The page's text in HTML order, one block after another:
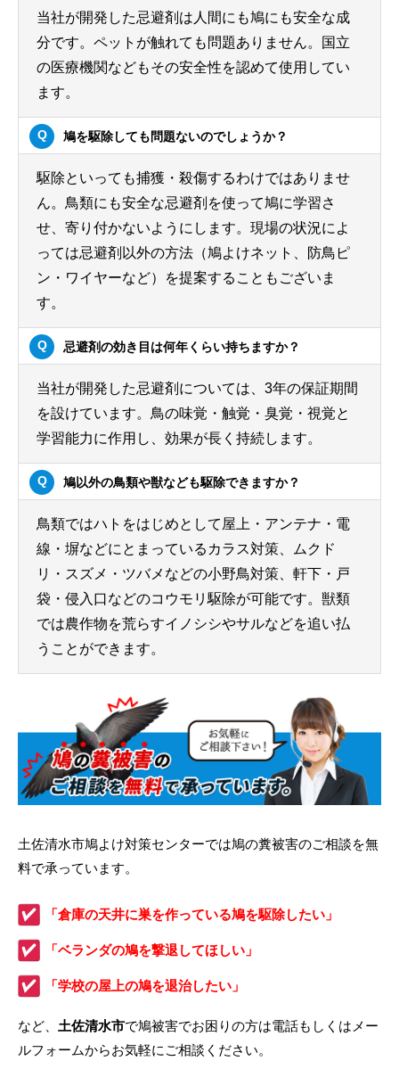
当社が開発した忌避剤は人間にも鳩にも安全な成
分です。ペットが触れても問題ありません。国立
の医療機関などもその安全性を認めて使用してい
ます。
鳩を駆除しても問題ないのでしょうか？
駆除といっても捕獲・殺傷するわけではありませ
ん。鳥類にも安全な忌避剤を使って鳩に学習さ
せ、寄り付かないようにします。現場の状況によ
っては忌避剤以外の方法（鳩よけネット、防鳥ピ
ン・ワイヤーなど）を提案することもございま
す。
忌避剤の効き目は何年くらい持ちますか？
当社が開発した忌避剤については、3年の保証期間
を設けています。鳥の味覚・触覚・臭覚・視覚と
学習能力に作用し、効果が長く持続します。
鳩以外の鳥類や獣なども駆除できますか？
鳥類ではハトをはじめとして屋上・アンテナ・電
線・塀などにとまっているカラス対策、ムクド
リ・スズメ・ツバメなどの小野鳥対策、軒下・戸
袋・侵入口などのコウモリ駆除が可能です。獣類
では農作物を荒らすイノシシやサルなどを追い払
うことができます。
土佐清水市鳩よけ対策センターでは鳩の糞被害のご相談を無
料で承っています。
「倉庫の天井に巣を作っている鳩を駆除したい」
「ベランダの鳩を撃退してほしい」
「学校の屋上の鳩を退治したい」
など、 土佐清水市で鳩被害でお困りの方は電話もしくはメー
ルフォームからお気軽にご相談ください。